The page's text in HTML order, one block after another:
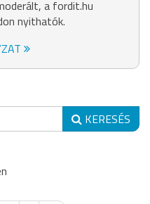
a fordit.hu
nyithatók.
KERESÉS